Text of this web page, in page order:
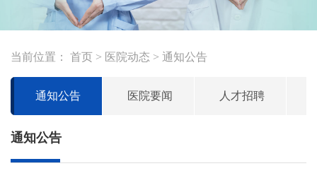
当前位置： 首页 > 医院动态 > 通知公告
通知公告 医院要闻 人才招聘
通知公告